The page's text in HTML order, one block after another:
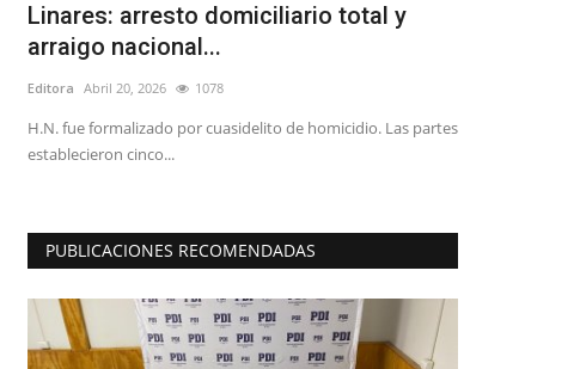
Linares: arresto domiciliario total y
arraigo nacional...
Editora Abril 20, 2026 1078
H.N. fue formalizado por cuasidelito de homicidio. Las partes
establecieron cinco...
PUBLICACIONES RECOMENDADAS